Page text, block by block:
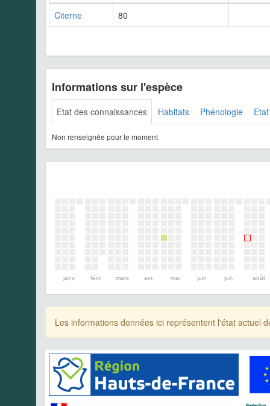
Citerne
80
Informations sur l'espèce
Etat des connaissances Habitats Phénologie
Non renseignée pour le moment
janv. févr. mars avr. mai juin juil. août
Les informations données ici représentent l'état actuel